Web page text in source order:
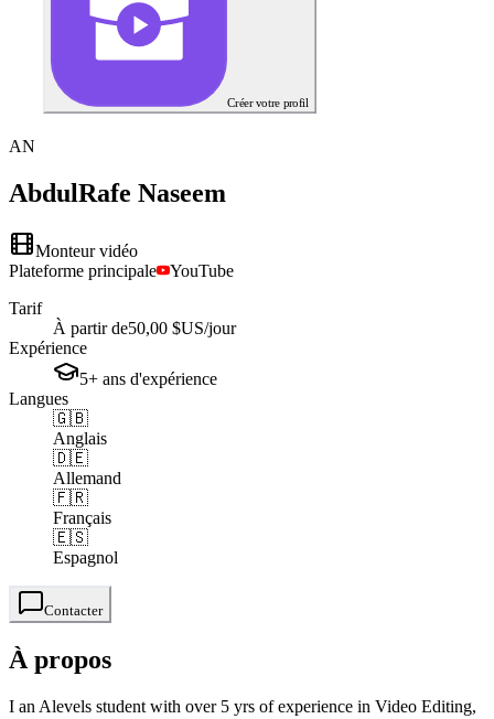
Créer votre profil
AN
AbdulRafe Naseem
Monteur vidéo
Plateforme principale
YouTube
Tarif
À partir de50,00 $US/jour
Expérience
5+ ans d'expérience
Langues
🇬🇧
Anglais
🇩🇪
Allemand
🇫🇷
Français
🇪🇸
Espagnol
Contacter
À propos
I an Alevels student with over 5 yrs of experience in Video Editing,